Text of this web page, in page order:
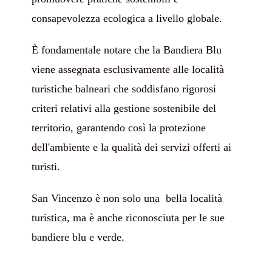
consapevolezza ecologica a livello globale.
È fondamentale notare che la Bandiera Blu
viene assegnata esclusivamente alle località
turistiche balneari che soddisfano rigorosi
criteri relativi alla gestione sostenibile del
territorio, garantendo così la protezione
dell'ambiente e la qualità dei servizi offerti ai
turisti.
San Vincenzo è non solo una bella località
turistica, ma è anche riconosciuta per le sue
bandiere blu e verde.